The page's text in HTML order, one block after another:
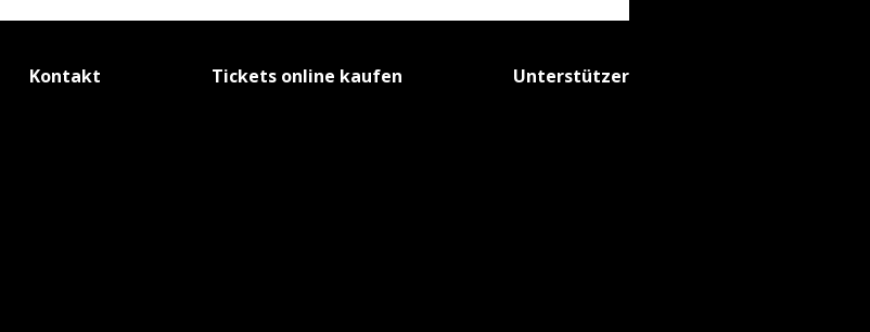
Kontakt Tickets online kaufen Unterstützer